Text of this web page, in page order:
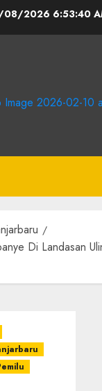
08/2026 6:53:40
Di Landasan